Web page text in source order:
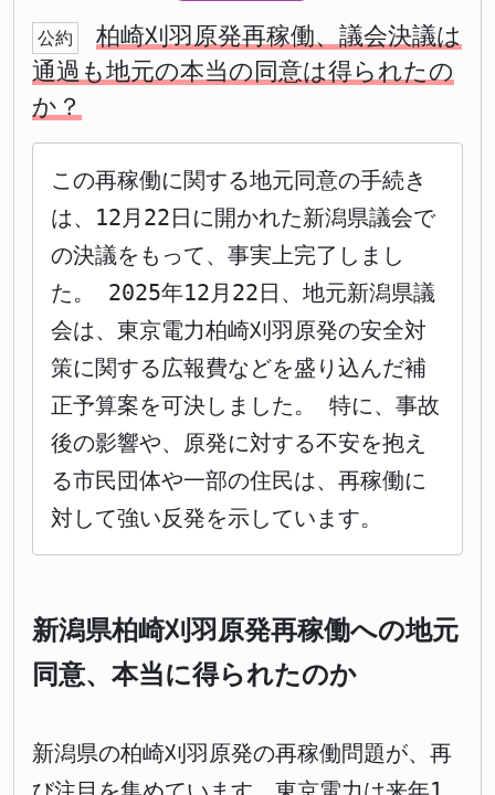
公約
柏崎刈羽原発再稼働、議会決議は
通過も地元の本当の同意は得られたの
か？
この再稼働に関する地元同意の手続き
は、12月22日に開かれた新潟県議会で
の決議をもって、事実上完了しまし
た。 2025年12月22日、地元新潟県議
会は、東京電力柏崎刈羽原発の安全対
策に関する広報費などを盛り込んだ補
正予算案を可決しました。 特に、事故
後の影響や、原発に対する不安を抱え
る市民団体や一部の住民は、再稼働に
対して強い反発を示しています。
新潟県柏崎刈羽原発再稼働への地元
同意、本当に得られたのか
新潟県の柏崎刈羽原発の再稼働問題が、再